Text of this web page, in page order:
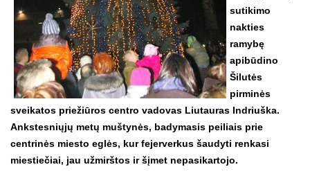
sutikimo
nakties
ramybę
apibūdino
Šilutės
pirminės
sveikatos priežiūros centro vadovas Liutauras Indriuška.
Ankstesniųjų metų muštynės, badymasis peiliais prie
centrinės miesto eglės, kur fejerverkus šaudyti renkasi
miestiečiai, jau užmirštos ir šįmet nepasikartojo.